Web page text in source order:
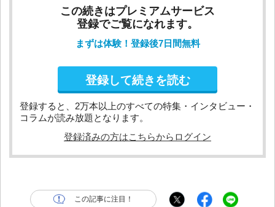
この続きはプレミアムサービス
登録でご覧になれます。
まずは体験！登録後7日間無料
登録して続きを読む
登録すると、2万本以上のすべての特集・インタビュー・
コラムが読み放題となります。
登録済みの方はこちらからログイン
この記事に注目！